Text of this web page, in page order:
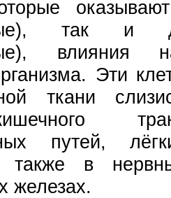
оказы
так и
влияния
Эти
ой ткани
кишечного
путей,
также в
железах.